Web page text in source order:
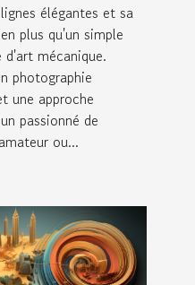
élégantes et sa
plus qu'un simple
mécanique.
photographie
une approche
passionné de
ou...